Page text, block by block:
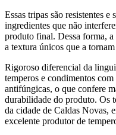
Essas tripas são resistentes e
ingredientes que não
produto final. Dessa forma,
a textura únicos que a
Rigoroso diferencial da
temperos e condimentos
antifúngicas, o que confere
durabilidade do produto. Os
da cidade de Caldas Novas,
excelente produtor de